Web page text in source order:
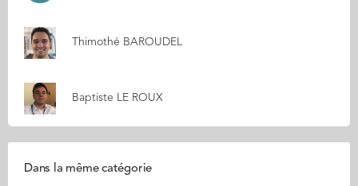
Thimothé BAROUDEL
Baptiste LE ROUX
Dans la même catégorie